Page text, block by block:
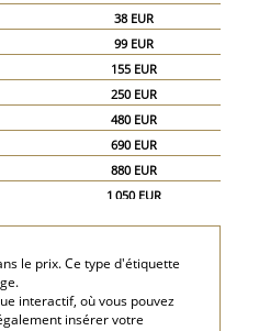
38 EUR
99 EUR
155 EUR
250 EUR
480 EUR
690 EUR
880 EUR
1 050 EUR
1 440 EUR
1 530 EUR
1 600 EUR
le prix. Ce type d'étiquette
interactif, où vous pouvez
insérer votre